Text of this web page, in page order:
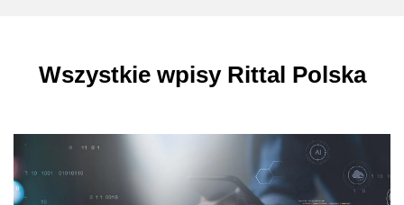
Wszystkie wpisy Rittal Polska